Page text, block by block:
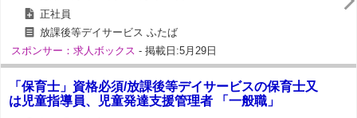
正社員
放課後等デイサービス ふたば
スポンサー：求人ボックス - 掲載日:5月29日
「保育士」資格必須/放課後等デイサービスの保育士又
は児童指導員、児童発達支援管理者 「一般職」